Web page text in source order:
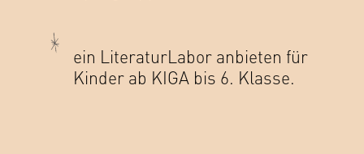
ein LiteraturLabor anbieten für
Kinder ab KIGA bis 6. Klasse.